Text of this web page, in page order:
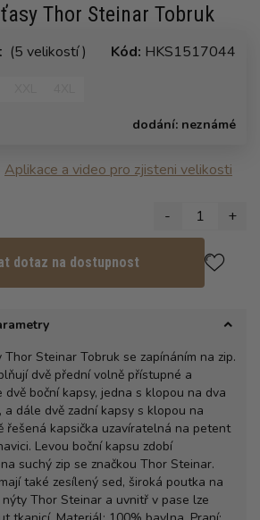
Thor Steinar Tobruk
(5 velikostí ) Kód: HKS1517044
dodání: neznámé
Aplikace a video pro zjisteni velikosti
- 1 +
dotaz na dostupnost
Steinar Tobruk se zapínáním na zip.
dvě přední volně přístupné a
boční kapsy, jedna s klopou na dva
a dále dvě zadní kapsy s klopou na
řešená kapsička uzavíratelná na petent
Levou boční kapsu zdobí
suchý zip se značkou Thor Steinar.
také zesílený sed, široká poutka na
Thor Steinar a uvnitř v pase lze